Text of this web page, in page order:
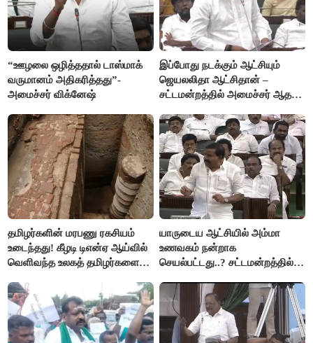
“ஊழலை ஒழித்ததால் டாஸ்மாக்
வருமானம் அதிகரித்தது”-
அமைச்சர் விக்னேஷ்
இப்போது நடக்கும் ஆட்சியும்
ஜெயலலிதா ஆட்சிதான் –
சட்டமன்றத்தில் அமைச்சர் ஆதவ்
தமிழர்களின் மரபணு ரகசியம்
உடைந்தது! கீழடி டிஎன்ஏ ஆய்வில்
வெளிவந்த உலகத் தமிழர்களை
யாருடைய ஆட்சியில் அம்மா
உணவகம் நன்றாக
செயல்பட்டது..? சட்டமன்றத்தில்